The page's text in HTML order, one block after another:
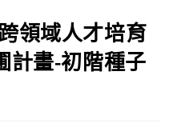
領域人才培育
計畫-初階種子